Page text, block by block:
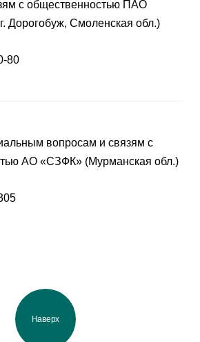
с общественностью ПАО
Дорогобуж, Смоленская обл.)
80
вопросам и связям с
АО «СЗФК» (Мурманская обл.)
Наверх